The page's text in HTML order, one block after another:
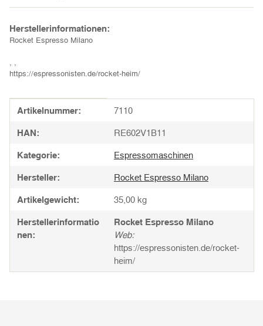
Herstellerinformationen:
Rocket Espresso Milano
https://espressonisten.de/rocket-heim/
Produkteigenschaft
Wert
Artikelnummer: 7110
HAN: RE602V1B11
Kategorie: Espressomaschinen
Hersteller: Rocket Espresso Milano
Artikelgewicht: 35,00 kg
Herstellerinformatio
nen:
Rocket Espresso Milano
Web:
https://espressonisten.de/rocket-
heim/